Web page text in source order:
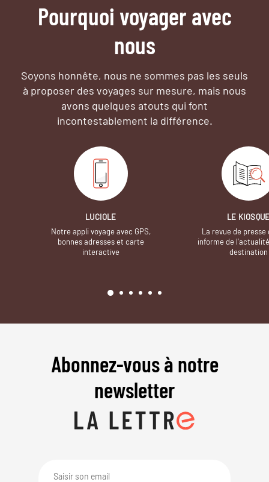
Pourquoi voyager avec
nous
Soyons honnête, nous ne sommes pas les seuls
à proposer des voyages sur mesure, mais nous
avons quelques atouts qui font
incontestablement la différence.
LUCIOLE
Notre appli voyage avec GPS,
bonnes adresses et carte
interactive
LE
La revue de presse
informe de
destination
Abonnez-vous à notre
newsletter